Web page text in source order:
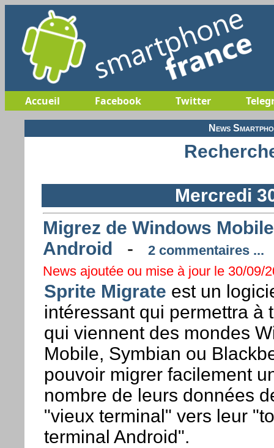
Accueil Facebook Twitter
News
Mercredi
Migrez de Windows
Android
-
2 commentaires ...
News ajoutée ou mise à jour le 30/09/
Sprite Migrate est un
intéressant qui permettra à
qui viennent des mondes
Mobile, Symbian ou
pouvoir migrer facilement
nombre de leurs données
"vieux terminal" vers leur
terminal Android".